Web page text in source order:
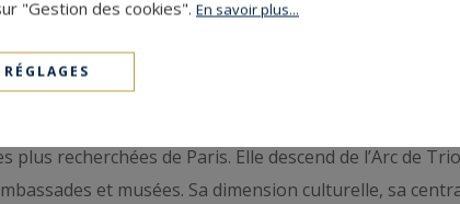
du 16e arrondissement ?
plus recherchées de Paris. Elle descend de l’Arc de
et musées. Sa dimension culturelle, sa
"Gestion des cookies". En savoir plus...
RÉGLAGES